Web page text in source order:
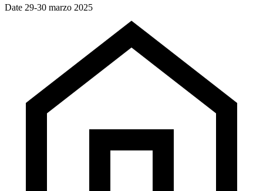
Date 29-30 marzo 2025